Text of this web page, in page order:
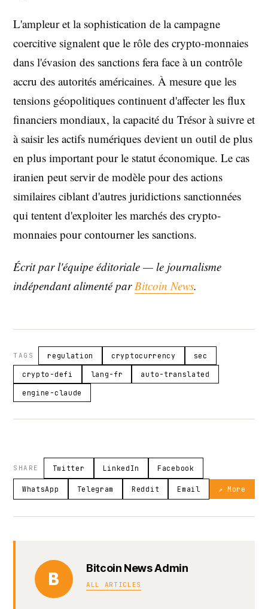
L'ampleur et la sophistication de la campagne
coercitive signalent que le rôle des crypto-monnaies
dans l'évasion des sanctions fera face à un contrôle
accru des autorités américaines. À mesure que les
tensions géopolitiques continuent d'affecter les flux
financiers mondiaux, la capacité du Trésor à suivre et
à saisir les actifs numériques devient un outil de plus
en plus important pour le statut économique. Le cas
iranien peut servir de modèle pour des actions
similaires ciblant d'autres juridictions sanctionnées
qui tentent d'exploiter les marchés des crypto-
monnaies pour contourner les sanctions.
Écrit par l'équipe éditoriale — le journalisme
indépendant alimenté parBitcoin News.
TAGS regulation cryptocurrency sec
crypto-defi lang-fr auto-translated
engine-claude
SHARE Twitter LinkedIn Facebook
WhatsApp Telegram Reddit Email ↗ More
B
Bitcoin News Admin
ALL ARTICLES